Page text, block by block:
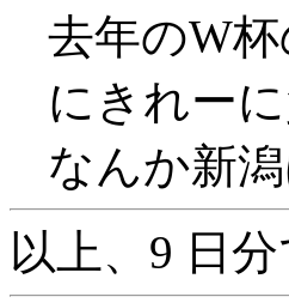
去年のW
にきれー
なんか新
以上、9 日分